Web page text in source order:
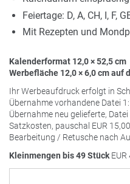
Feiertage: D, A, CH, I, F,
Mit Rezepten und
Kalenderformat 12,0 × 52,5 cm
Werbefläche 12,0 × 6,0 cm auf
Ihr Werbeaufdruck erfolgt in
Übernahme vorhandene Datei
Übernahme neu gelieferte,
Satzkosten, pauschal EUR 15,00
Bearbeitung / Retusche nach
Kleinmengen bis 49 Stück EUR